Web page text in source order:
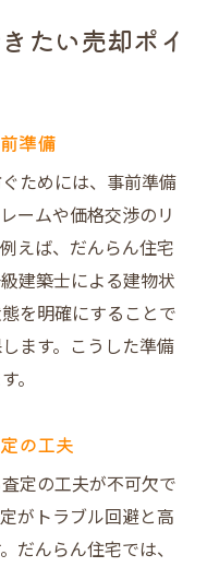
たい売却ポイ
準備
ためには、事前準備
ームや価格交渉のリ
えば、だんらん住宅
建築士による建物状
を明確にすることで
ます。こうした準備
。
の工夫
定の工夫が不可欠で
がトラブル回避と高
だんらん住宅では、